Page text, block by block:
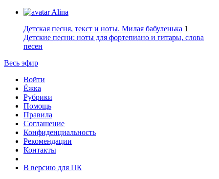
Alina
Детская песня, текст и ноты. Милая бабуленька 1
Детские песни: ноты для фортепиано и гитары, слова
песен
Весь эфир
Войти
Ёжка
Рубрики
Помощь
Правила
Соглашение
Конфиденциальность
Рекомендации
Контакты
В версию для ПК